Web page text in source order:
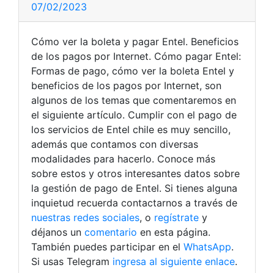
07/02/2023
Cómo ver la boleta y pagar Entel. Beneficios
de los pagos por Internet. Cómo pagar Entel:
Formas de pago, cómo ver la boleta Entel y
beneficios de los pagos por Internet, son
algunos de los temas que comentaremos en
el siguiente artículo. Cumplir con el pago de
los servicios de Entel chile es muy sencillo,
además que contamos con diversas
modalidades para hacerlo. Conoce más
sobre estos y otros interesantes datos sobre
la gestión de pago de Entel. Si tienes alguna
inquietud recuerda contactarnos a través de
nuestras redes sociales, o regístrate y
déjanos un comentario en esta página.
También puedes participar en el WhatsApp.
Si usas Telegram ingresa al siguiente enlace.